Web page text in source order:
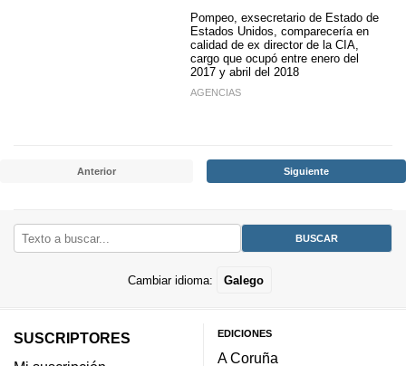
Pompeo, exsecretario de Estado de
Estados Unidos, comparecería en
calidad de ex director de la CIA,
cargo que ocupó entre enero del
2017 y abril del 2018
AGENCIAS
Anterior Siguiente
Cambiar idioma: Galego
SUSCRIPTORES
EDICIONES
A Coruña